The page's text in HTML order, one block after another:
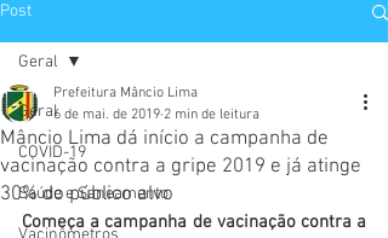
Post
Geral
COVID-19
Saúde e Saneamento
Geral
Mâncio Lima dá início a campanha de
vacinação contra a gripe 2019 e já atinge
30% do público alvo
Prefeitura Mâncio Lima
6 de mai. de 2019 2 min de leitura
Começa a campanha de vacinação contra a